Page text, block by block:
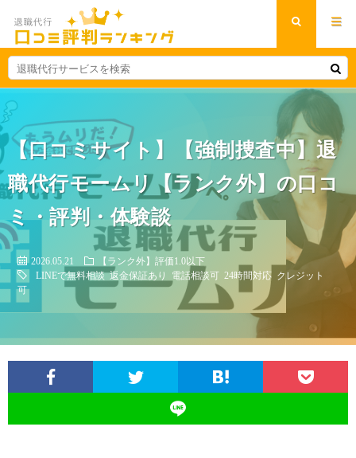
【口コミサイト】【強制捜査中】退
職代行モームリ【ランク外】の口コ
ミ・評判・体験談
2026.05.21
【ランク外】評価1.0以下
LINEで無料相談 返金保証あり 電話相談可 24時間対応 クレジット
可